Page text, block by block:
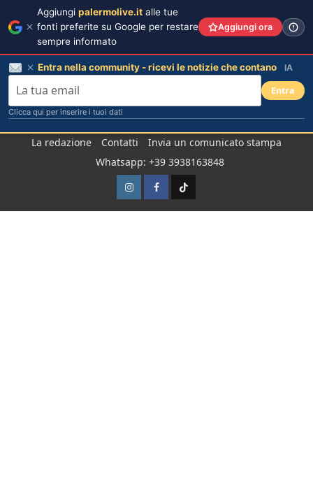
La redazione Contatti
Invia un comunicato stampa
Whatsapp: +39 3938163848
InstagramFacebook
TikTok
Aggiungi palermolive.it alle tue
fonti preferite su Google per restare
sempre informato
Aggiungi ora
Entra nella community - ricevi le notizie che contano IA
Entra
Clicca qui per inserire i tuoi dati